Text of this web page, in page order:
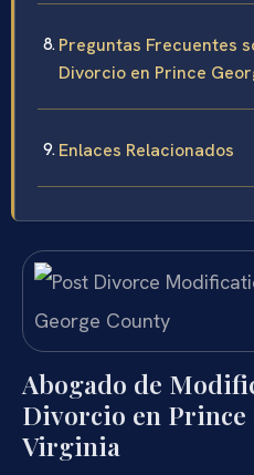
Preguntas Frecuentes
Divorcio en Prince
Enlaces Relacionados
Abogado de
Divorcio en Prince
Virginia